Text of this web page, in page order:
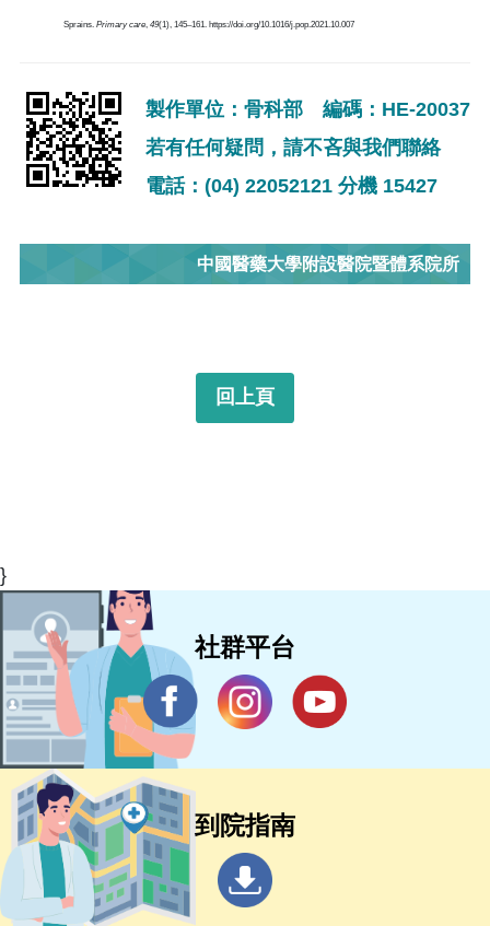
Sprains. Primary care, 49(1), 145–161. https://doi.org/10.1016/j.pop.2021.10.007
製作單位：骨科部 編碼：HE-20037
若有任何疑問，請不吝與我們聯絡
電話：(04) 22052121 分機 15427
中國醫藥大學附設醫院暨體系院所
回上頁
}
社群平台
到院指南